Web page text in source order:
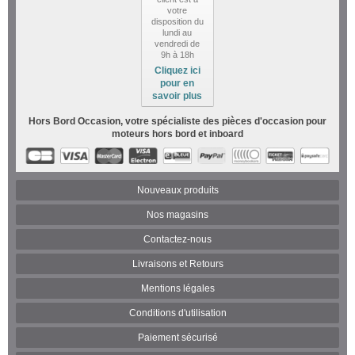
votre
disposition du
lundi au
vendredi de
9h à 18h
Cliquez ici
pour en
savoir plus
Hors Bord Occasion, votre spécialiste des pièces d'occasion pour
moteurs hors bord et inboard
Nouveaux produits
Nos magasins
Contactez-nous
Livraisons et Retours
Mentions légales
Conditions d'utilisation
Paiement sécurisé